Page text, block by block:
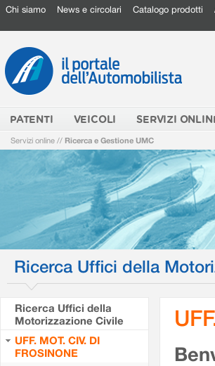
Chi siamo News e circolari Catalogo prodotti
PATENTI VEICOLI SERVIZI
Servizi online // Ricerca e Gestione UMC
Ricerca Uffici della
Ricerca Uffici della
Motorizzazione Civile
UFF. MOT. CIV. DI
FROSINONE